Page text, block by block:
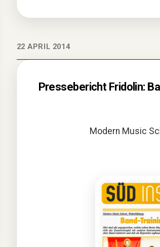
22 APRIL 2014
Pressebericht Fridolin:
Modern Music